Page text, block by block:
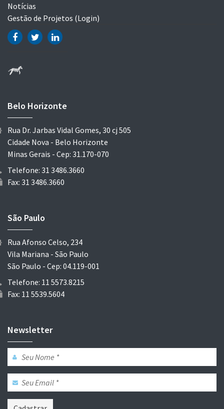
Notícias
Gestão de Projetos (Login)
Belo Horizonte
Rua Dr. Jarbas Vidal Gomes, 30 cj 505
Cidade Nova - Belo Horizonte
Minas Gerais - Cep: 31.170-070
Telefone: 31 3486.3660
Fax: 31 3486.3660
São Paulo
Rua Afonso Celso, 234
Vila Mariana - São Paulo
São Paulo - Cep: 04.119-001
Telefone: 11 5573.8215
Fax: 11 5539.5604
Newsletter